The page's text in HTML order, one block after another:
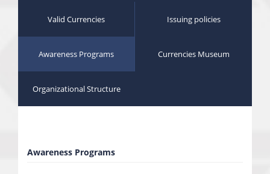
Valid Currencies Issuing policies
Awareness Programs Currencies Museum
Organizational Structure
Awareness Programs